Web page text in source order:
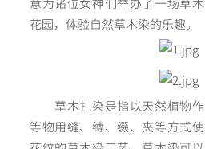
花园，体验自然草木染的乐趣。
草木扎染是指以天然植物作
等物用缝、缚、缀、夹等方式